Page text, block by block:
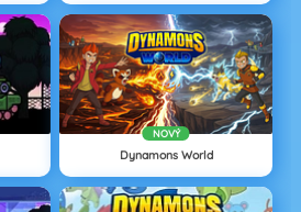
NOVÝ
Dynamons World